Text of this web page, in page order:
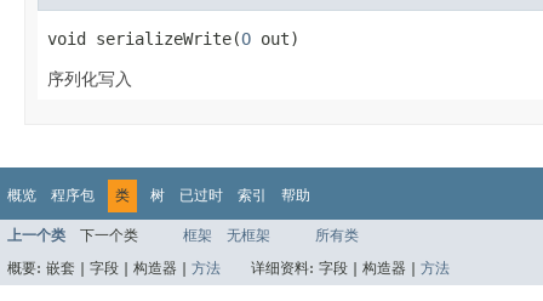
void serializeWrite(O out)
序列化写入
概览 程序包 类 树 已过时 索引 帮助
上一个类 下一个类 框架 无框架
所有类
概要: 嵌套 | 字段 | 构造器 | 方法 详细资料: 字段 | 构造器 | 方法